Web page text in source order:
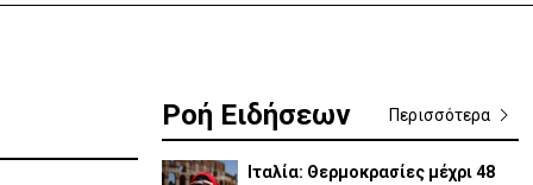
Ροή Ειδήσεων Περισσότερα
Ιταλία: Θερμοκρασίες μέχρι 48